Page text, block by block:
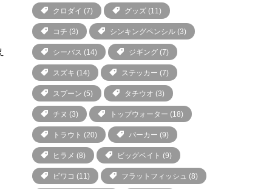
クロダイ (7) グッズ (11)
コチ (3) シンキングペンシル (3)
シーバス (14) ジギング (7)
スズキ (14) ステッカー (7)
スプーン (5) タチウオ (3)
チヌ (3) トップウォーター (18)
トラウト (20) パーカー (9)
ヒラメ (8) ビッグベイト (9)
ビワコ (11) フラットフィッシュ (8)